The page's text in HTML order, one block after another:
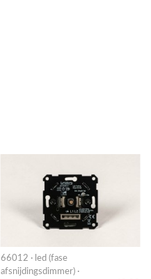
66012 · led (fase
afsnijdingsdimmer) ·